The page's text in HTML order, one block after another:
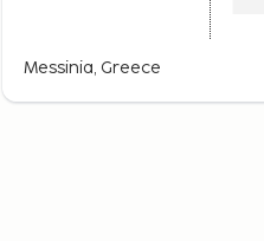
Messinia, Greece